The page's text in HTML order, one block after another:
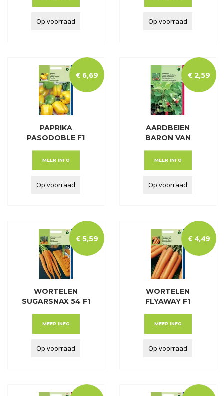
Op voorraad Op voorraad
PAPRIKA
PASODOBLE F1
€ 6,69
MEER INFO
Op voorraad
AARDBEIEN
BARON VAN
€ 2,59
MEER INFO
Op voorraad
WORTELEN
SUGARSNAX 54 F1
€ 5,59
MEER INFO
Op voorraad
WORTELEN
FLYAWAY F1
€ 4,49
MEER INFO
Op voorraad